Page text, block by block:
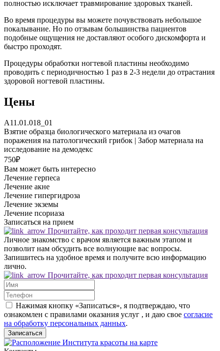
полностью исключает травмирование здоровых тканей.
Во время процедуры вы можете почувствовать небольшое
покалывание. Но по отзывам большинства пациентов
подобные ощущения не доставляют особого дискомфорта и
быстро проходят.
Процедуры обработки ногтевой пластины необходимо
проводить с периодичностью 1 раз в 2-3 недели до отрастания
здоровой ногтевой пластины.
Цены
A11.01.018_01
Взятие образца биологического материала из очагов
поражения на патологический грибок | Забор материала на
исследование на демодекс
750₽
Вам может быть интересно
Лечение герпеса
Лечение акне
Лечение гипергидроза
Лечение экземы
Лечение псориаза
Записаться на прием
Прочитайте, как проходит первая консультация
Личное знакомство с врачом является важным этапом и
позволит нам обсудить все волнующие вас вопросы.
Запишитесь на удобное время и получите всю информацию
лично.
Прочитайте, как проходит первая консультация
Нажимая кнопку «Записаться», я подтверждаю, что
ознакомлен с правилами оказания услуг , и даю свое согласие
на обработку персональных данных.
Записаться